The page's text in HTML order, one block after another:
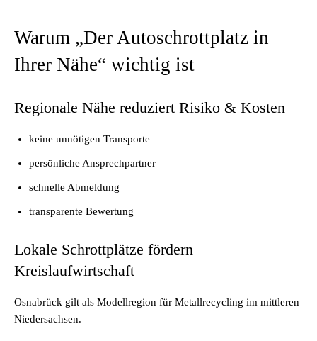
Warum „Der Autoschrottplatz in
Ihrer Nähe“ wichtig ist
Regionale Nähe reduziert Risiko & Kosten
keine unnötigen Transporte
persönliche Ansprechpartner
schnelle Abmeldung
transparente Bewertung
Lokale Schrottplätze fördern
Kreislaufwirtschaft
Osnabrück gilt als Modellregion für Metallrecycling im mittleren
Niedersachsen.